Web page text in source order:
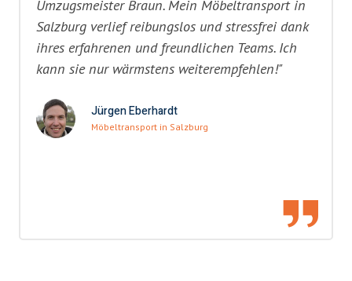
Umzugsmeister Braun. Mein Möbeltransport in
Salzburg verlief reibungslos und stressfrei dank
ihres erfahrenen und freundlichen Teams. Ich
kann sie nur wärmstens weiterempfehlen!"
Jürgen Eberhardt
Möbeltransport in Salzburg